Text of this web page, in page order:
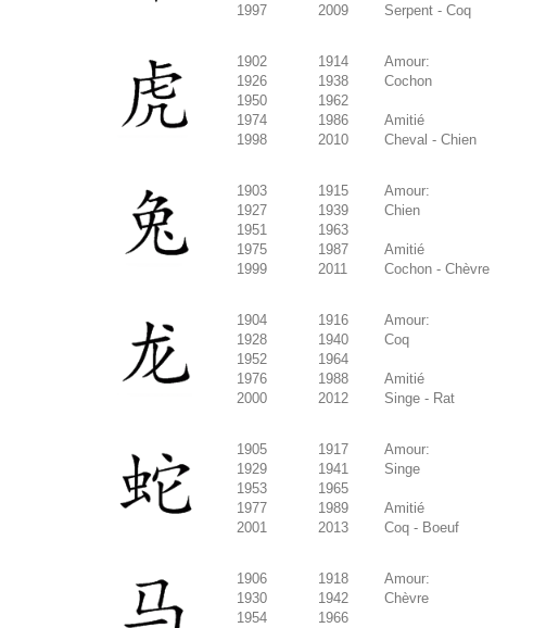
1997
2009
Serpent - Coq
1902
1926
1950
1974
1998
1914
1938
1962
1986
2010
Amour:
Cochon
Amitié
Cheval - Chien
1903
1927
1951
1975
1999
1915
1939
1963
1987
2011
Amour:
Chien
Amitié
Cochon - Chèvre
1904
1928
1952
1976
2000
1916
1940
1964
1988
2012
Amour:
Coq
Amitié
Singe - Rat
1905
1929
1953
1977
2001
1917
1941
1965
1989
2013
Amour:
Singe
Amitié
Coq - Boeuf
1906
1930
1954
1918
1942
1966
Amour:
Chèvre